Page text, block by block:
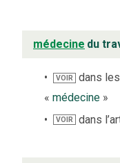
médecine du
VOIR
dans
« médecine »
VOIR dans